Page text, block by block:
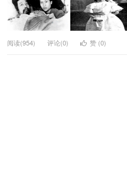
阅读(954) 评论(0) 赞 (0)